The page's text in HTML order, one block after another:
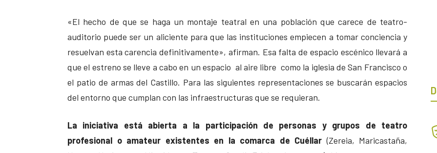
«El hecho de que se haga un montaje teatral en una población que carece de teatro-
auditorio puede ser un aliciente para que las instituciones empiecen a tomar conciencia y
resuelvan esta carencia definitivamente», afirman. Esa falta de espacio escénico llevará a
que el estreno se lleve a cabo en un espacio al aire libre como la iglesia de San Francisco o
el patio de armas del Castillo. Para las siguientes representaciones se buscarán espacios
del entorno que cumplan con las infraestructuras que se requieran.
La iniciativa está abierta a la participación de personas y grupos de teatro
profesional o amateur existentes en la comarca de Cuéllar (Zereia, Maricastaña,